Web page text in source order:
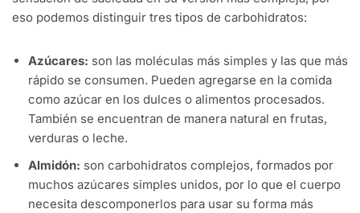
eso podemos distinguir tres tipos de carbohidratos:
Azúcares: son las moléculas más simples y las que más
rápido se consumen. Pueden agregarse en la comida
como azúcar en los dulces o alimentos procesados.
También se encuentran de manera natural en frutas,
verduras o leche.
Almidón: son carbohidratos complejos, formados por
muchos azúcares simples unidos, por lo que el cuerpo
necesita descomponerlos para usar su forma más